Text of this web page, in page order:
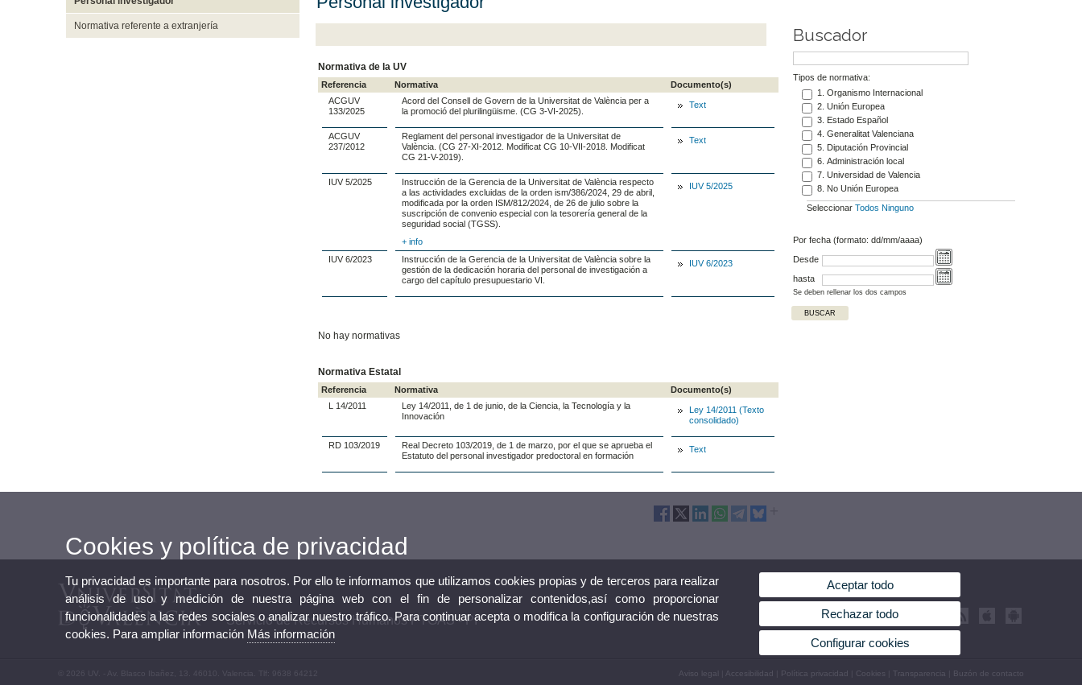
Normativa referente a extranjería
Normativa de la UV
Referencia Normativa
Documento(s)
ACGUV
133/2025
Acord del Consell de Govern de la Universitat de València per a
la promoció del plurilingüisme. (CG 3-VI-2025).
Text
ACGUV
237/2012
Reglament del personal investigador de la Universitat de
València. (CG 27-XI-2012. Modificat CG 10-VII-2018. Modificat
CG 21-V-2019).
Text
IUV 5/2025
Instrucción de la Gerencia de la Universitat de València respecto
a las actividades excluidas de la orden ism/386/2024, 29 de abril,
modificada por la orden ISM/812/2024, de 26 de julio sobre la
suscripción de convenio especial con la tesorería general de la
seguridad social (TGSS).
+ info
IUV 5/2025
IUV 6/2023
Instrucción de la Gerencia de la Universitat de València sobre la
gestión de la dedicación horaria del personal de investigación a
cargo del capítulo presupuestario VI.
IUV 6/2023
No hay normativas
Normativa Estatal
Referencia Normativa
Documento(s)
L 14/2011
Ley 14/2011, de 1 de junio, de la Ciencia, la Tecnología y la
Innovación
Ley 14/2011 (Texto
consolidado)
RD 103/2019
Real Decreto 103/2019, de 1 de marzo, por el que se aprueba el
Estatuto del personal investigador predoctoral en formación
Text
Buscador
Tipos de normativa:
1. Organismo Internacional
2. Unión Europea
3. Estado Español
4. Generalitat Valenciana
5. Diputación Provincial
6. Administración local
7. Universidad de Valencia
8. No Unión Europea
Seleccionar Todos Ninguno
Por fecha (formato: dd/mm/aaaa)
Desde
hasta
Se deben rellenar los dos campos
Servicio de Recursos Humanos PTGAS - PI
© 2026 UV. - Av. Blasco Ibañez, 13. 46010. Valencia. Tlf: 9638 64212 Aviso legal Accesibilidad Política privacidad Cookies Transparencia Buzón de contacto
Cookies y política de privacidad
Tu privacidad es importante para nosotros. Por ello te informamos que utilizamos cookies propias y de terceros para realizar
análisis de uso y medición de nuestra página web con el fin de personalizar contenidos,así como proporcionar
funcionalidades a las redes sociales o analizar nuestro tráfico. Para continuar acepta o modifica la configuración de nuestras
cookies. Para ampliar información Más información
Aceptar todo
Rechazar todo
Configurar cookies